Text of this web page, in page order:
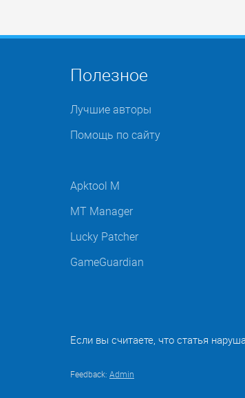
Полезное
Лучшие авторы
Помощь по сайту
Apktool M
MT Manager
Lucky Patcher
GameGuardian
Если вы считаете, что статья
Feedback: Admin